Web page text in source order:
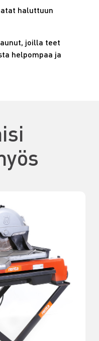
haluttuun
joilla teet
helpompaa ja